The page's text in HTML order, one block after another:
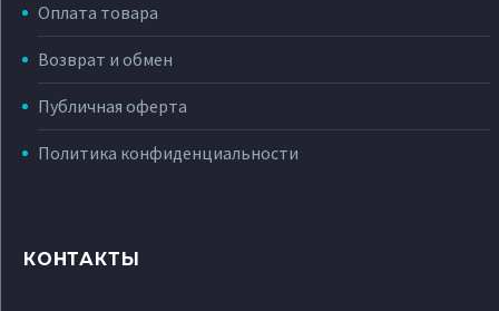
Оплата товара
Возврат и обмен
Публичная оферта
Политика конфиденциальности
КОНТАКТЫ